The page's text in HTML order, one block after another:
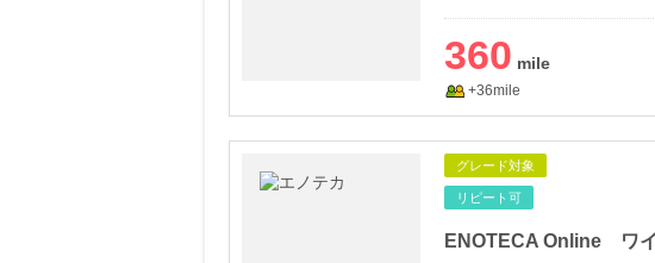
360
+36mile
グレード対象
リピート可